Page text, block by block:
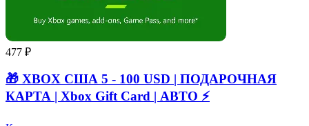
477 ₽
🎁 XBOX США 5 - 100 USD | ПОДАРОЧНАЯ
КАРТА | Xbox Gift Card | АВТО ⚡